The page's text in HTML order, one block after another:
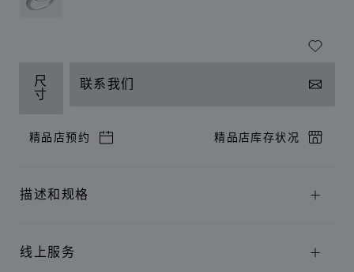
尺
寸
联系我们
精品店预约 精品店库存状况
描述和规格
线上服务